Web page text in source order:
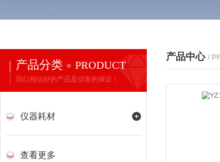
产品分类 PRODUCT
我们相信好的产品是信誉的保证！
仪器耗材
查看更多
产品中心 /